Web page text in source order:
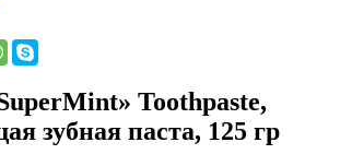
Toothpaste,
зубная паста, 125 гр